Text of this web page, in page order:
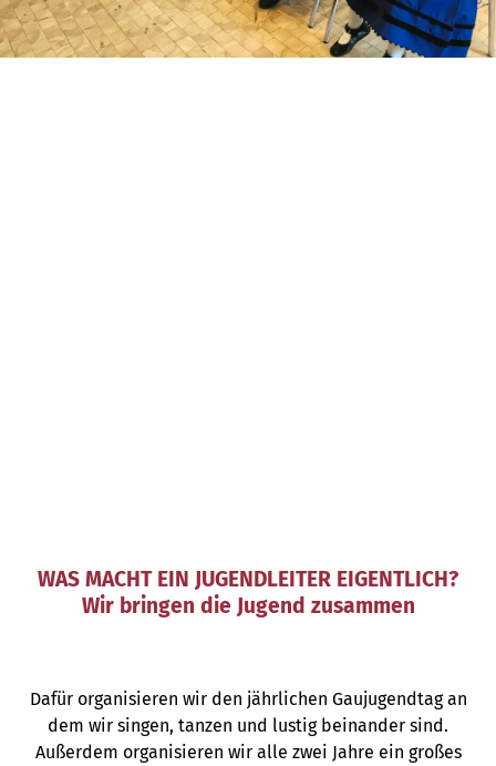
WAS MACHT EIN JUGENDLEITER EIGENTLICH?
Wir bringen die Jugend zusammen
Dafür organisieren wir den jährlichen Gaujugendtag an
dem wir singen, tanzen und lustig beinander sind.
Außerdem organisieren wir alle zwei Jahre ein großes